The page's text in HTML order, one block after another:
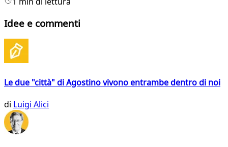
Idee e commenti
Le due "città" di Agostino vivono entrambe dentro di noi
di Luigi Alici